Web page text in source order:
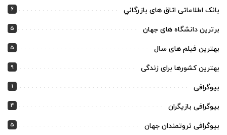
بانک اطلاعاتی اتاق های بازرگاني 6
برترین دانشگاه های جهان 5
بهترین فیلم های سال 5
بهترین کشورها برای زندگی 9
بیوگرافی 1
بیوگرافی بازیگران 4
بیوگرافی ثروتمندان جهان 5